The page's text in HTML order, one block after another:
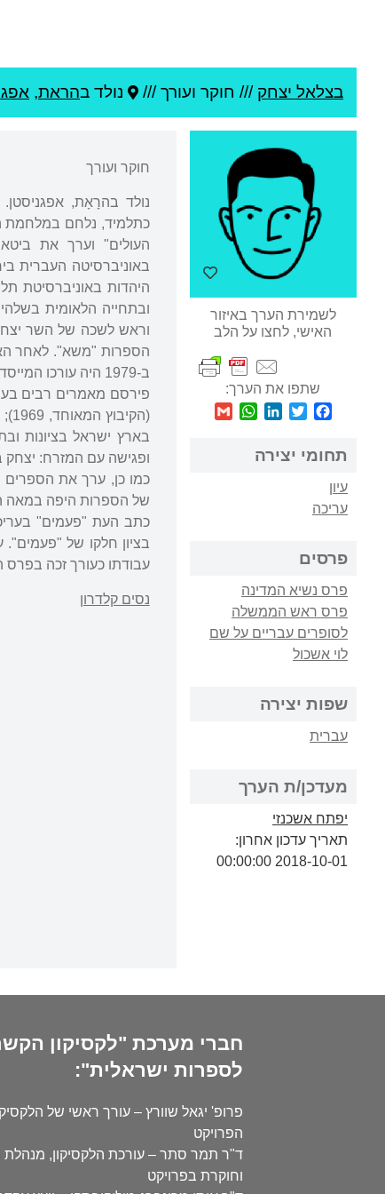
בצלאל יצחק /// חוקר ועורך /// נולד בהראת,
לשמירת הערך באיזור
האישי, לחצו על הלב
שתפו את הערך:
Facebook
Twitter
LinkedIn
WhatsApp
תחומי יצירה
עיון
עריכה
פרסים
פרס נשיא המדינה
פרס ראש הממשלה
לסופרים עבריים על שם
לוי אשכול
שפות יצירה
עברית
מעדכן/ת הערך
יפתח אשכנזי
תאריך עדכון אחרון:
2018-10-01 00:00:00
חוקר ועורך
היהדות באוניברסיטת
הספרות "משא". לאחר
ב-1979 היה עורכו המייסד של כתב העת "פעמים" (מכון בן צבי), ושימש בתפקיד עד צאתו לגמלאות ב-1994.
פירסם מאמרים רבים
ופגישה עם המזרח: יצחק בן
כמו כן, ערך את הספרים
של הספרות היפה במאה העשרים (1982); "פעמי מערב: מחקרים על
בציון חלקו של
עבודתו כעורך זכה בפרס
נסים קלדרון
חברי מערכת "לקסיקון
לספרות ישראלית":
פרופ' יגאל שוורץ – עורך ראשי של
הפרויקט
ד"ר תמר סתר – עורכת הלקסיקון,
וחוקרת בפרויקט